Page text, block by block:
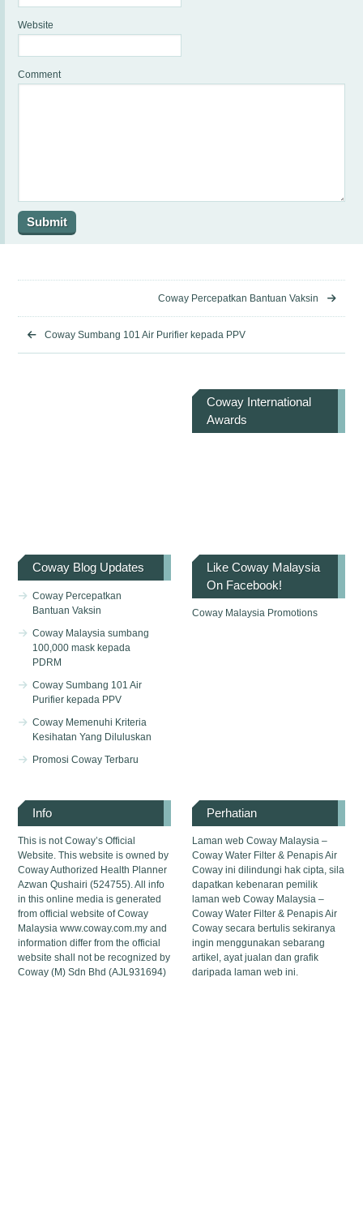
Website
Comment
Coway Percepatkan Bantuan Vaksin
Coway Sumbang 101 Air Purifier kepada PPV
Coway International
Awards
Coway Blog Updates
Coway Percepatkan
Bantuan Vaksin
Coway Malaysia sumbang
100,000 mask kepada
PDRM
Coway Sumbang 101 Air
Purifier kepada PPV
Coway Memenuhi Kriteria
Kesihatan Yang Diluluskan
Promosi Coway Terbaru
Like Coway Malaysia
On Facebook!
Coway Malaysia Promotions
Info
This is not Coway’s Official
Website. This website is owned by
Coway Authorized Health Planner
Azwan Qushairi (524755). All info
in this online media is generated
from official website of Coway
Malaysia www.coway.com.my and
information differ from the official
website shall not be recognized by
Coway (M) Sdn Bhd (AJL931694)
Perhatian
Laman web Coway Malaysia –
Coway Water Filter & Penapis Air
Coway ini dilindungi hak cipta, sila
dapatkan kebenaran pemilik
laman web Coway Malaysia –
Coway Water Filter & Penapis Air
Coway secara bertulis sekiranya
ingin menggunakan sebarang
artikel, ayat jualan dan grafik
daripada laman web ini.